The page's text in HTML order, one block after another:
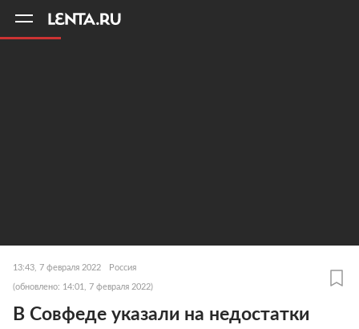
13:43, 7 февраля 2022 Россия
(обновлено: 14:01, 7 февраля 2022)
В Совфеде указали на недостатки